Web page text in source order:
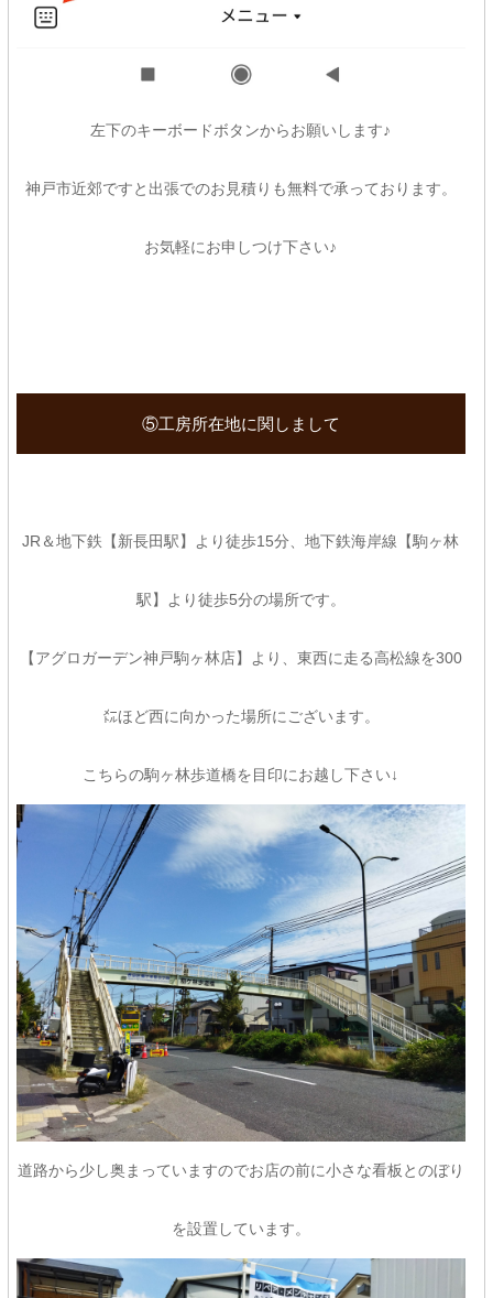
左下のキーボードボタンからお願いします♪
神戸市近郊ですと出張でのお見積りも無料で承っております。
お気軽にお申しつけ下さい♪
⑤工房所在地に関しまして
JR＆地下鉄【新長田駅】より徒歩15分、地下鉄海岸線【駒ヶ林
駅】より徒歩5分の場所です。
【アグロガーデン神戸駒ヶ林店】より、東西に走る高松線を300
㍍ほど西に向かった場所にございます。
こちらの駒ヶ林歩道橋を目印にお越し下さい↓
道路から少し奥まっていますのでお店の前に小さな看板とのぼり
を設置しています。